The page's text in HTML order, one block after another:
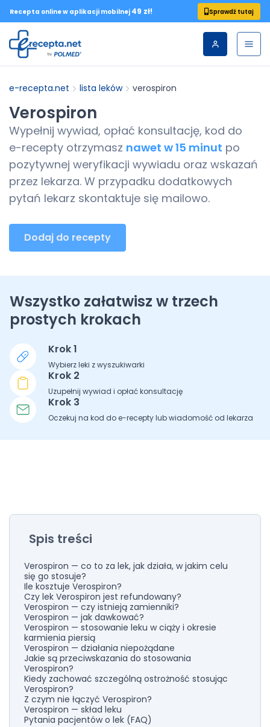
Recepta online w aplikacji mobilnej 49 zł! Sprawdź tutaj
e-recepta.net lista leków verospiron
Verospiron
Wypełnij wywiad, opłać konsultację, kod do
e-recepty otrzymasz nawet w 15 minut po
pozytywnej weryfikacji wywiadu oraz wskazań
przez lekarza. W przypadku dodatkowych
pytań lekarz skontaktuje się mailowo.
Dodaj do recepty
Wszystko załatwisz w trzech
prostych krokach
Krok 1
Wybierz leki z wyszukiwarki
Krok 2
Uzupełnij wywiad i opłać konsultację
Krok 3
Oczekuj na kod do e-recepty lub wiadomość od lekarza
Spis treści
Verospiron — co to za lek, jak działa, w jakim celu
się go stosuje?
Ile kosztuje Verospiron?
Czy lek Verospiron jest refundowany?
Verospiron — czy istnieją zamienniki?
Verospiron — jak dawkować?
Verospiron — stosowanie leku w ciąży i okresie
karmienia piersią
Verospiron — działania niepożądane
Jakie są przeciwskazania do stosowania
Verospiron?
Kiedy zachować szczególną ostrożność stosując
Verospiron?
Z czym nie łączyć Verospiron?
Verospiron — skład leku
Pytania pacjentów o lek (FAQ)